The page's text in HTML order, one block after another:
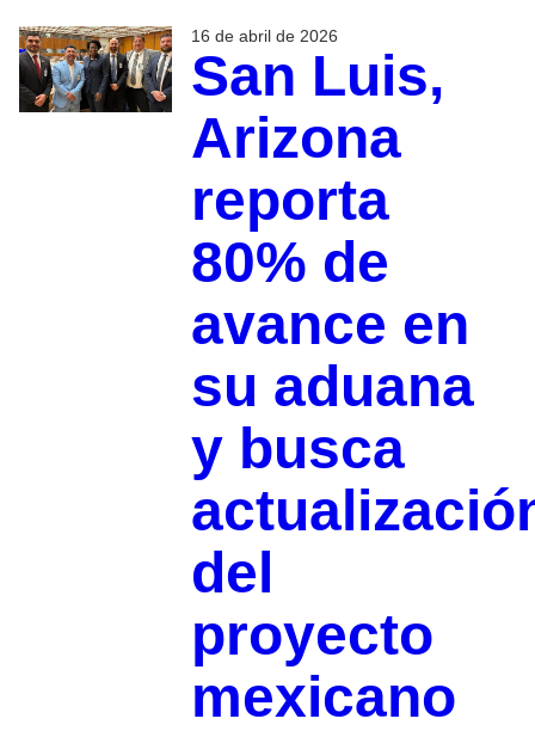
16 de abril de 2026
San Luis,
Arizona
reporta
80% de
avance en
su aduana
y busca
del
proyecto
mexicano